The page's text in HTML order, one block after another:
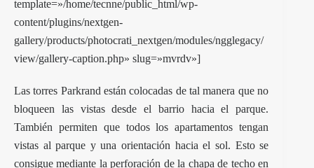
template=»/home/tecnne/public_html/wp-
content/plugins/nextgen-
gallery/products/photocrati_nextgen/modules/ngglegacy/
view/gallery-caption.php» slug=»mvrdv»]
Las torres Parkrand están colocadas de tal manera que no
bloqueen las vistas desde el barrio hacia el parque.
También permiten que todos los apartamentos tengan
vistas al parque y una orientación hacia el sol. Esto se
consigue mediante la perforación de la chapa de techo en